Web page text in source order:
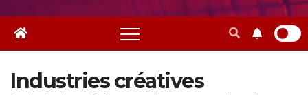
Industries créatives